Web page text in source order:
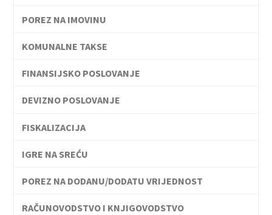
POREZ NA IMOVINU
KOMUNALNE TAKSE
FINANSIJSKO POSLOVANJE
DEVIZNO POSLOVANJE
FISKALIZACIJA
IGRE NA SREĆU
POREZ NA DODANU/DODATU VRIJEDNOST
RAČUNOVODSTVO I KNJIGOVODSTVO